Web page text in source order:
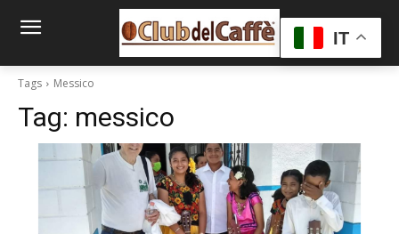
Tags Messico
Tag: messico
IT